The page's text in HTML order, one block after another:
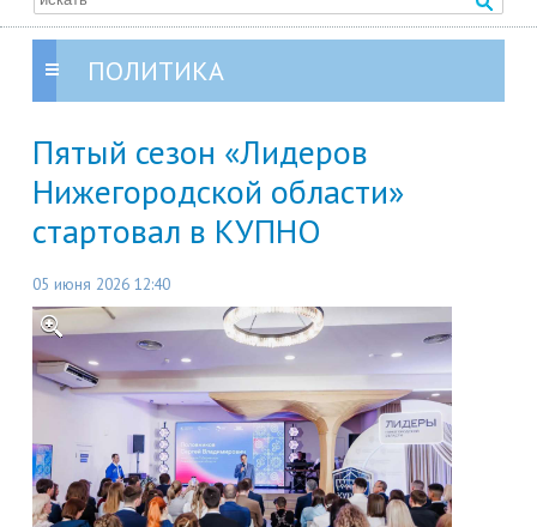
ПОЛИТИКА
Пятый сезон «Лидеров
Нижегородской области»
стартовал в КУПНО
05 июня 2026 12:40